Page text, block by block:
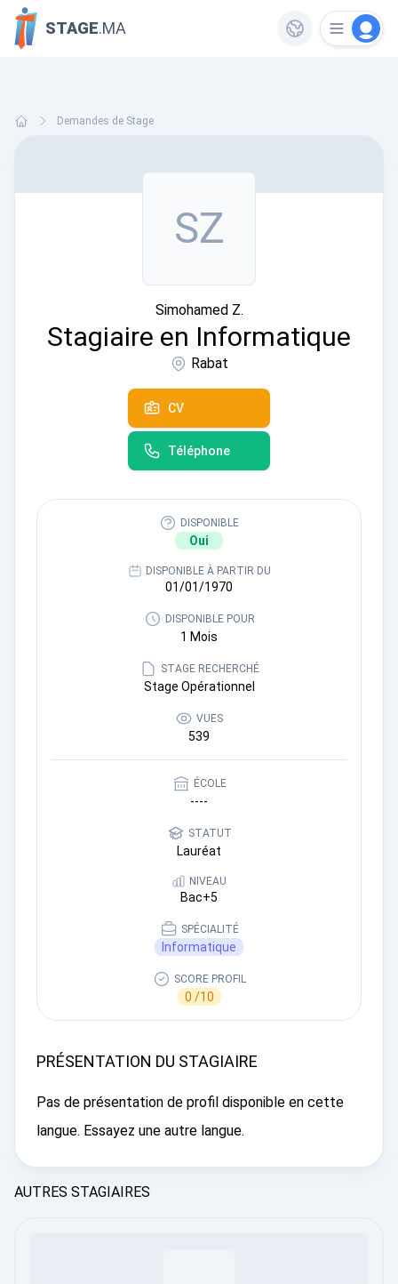
STAGE.MA
Demandes de Stage
SZ
Simohamed Z.
Stagiaire en Informatique
Rabat
CV
Téléphone
DISPONIBLE
Oui
DISPONIBLE À PARTIR DU
01/01/1970
DISPONIBLE POUR
1 Mois
STAGE RECHERCHÉ
Stage Opérationnel
VUES
539
ÉCOLE
----
STATUT
Lauréat
NIVEAU
Bac+5
SPÉCIALITÉ
Informatique
SCORE PROFIL
0 /10
PRÉSENTATION DU STAGIAIRE
Pas de présentation de profil disponible en cette
langue. Essayez une autre langue.
AUTRES STAGIAIRES